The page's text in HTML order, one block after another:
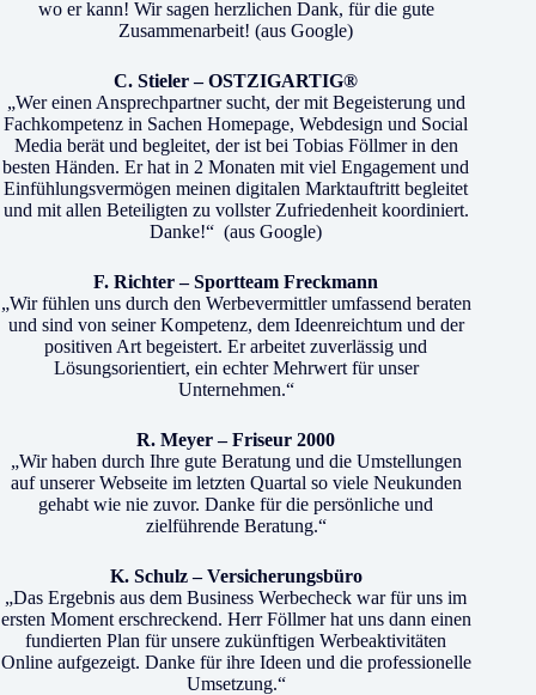
wo er kann! Wir sagen herzlichen Dank, für die gute
Zusammenarbeit! (aus Google)
C. Stieler – OSTZIGARTIG®
„Wer einen Ansprechpartner sucht, der mit Begeisterung und
Fachkompetenz in Sachen Homepage, Webdesign und Social
Media berät und begleitet, der ist bei Tobias Föllmer in den
besten Händen. Er hat in 2 Monaten mit viel Engagement und
Einfühlungsvermögen meinen digitalen Marktauftritt begleitet
und mit allen Beteiligten zu vollster Zufriedenheit koordiniert.
Danke!“ (aus Google)
F. Richter – Sportteam Freckmann
„Wir fühlen uns durch den Werbevermittler umfassend beraten
und sind von seiner Kompetenz, dem Ideenreichtum und der
positiven Art begeistert. Er arbeitet zuverlässig und
Lösungsorientiert, ein echter Mehrwert für unser
Unternehmen.“
R. Meyer – Friseur 2000
„Wir haben durch Ihre gute Beratung und die Umstellungen
auf unserer Webseite im letzten Quartal so viele Neukunden
gehabt wie nie zuvor. Danke für die persönliche und
zielführende Beratung.“
K. Schulz – Versicherungsbüro
„Das Ergebnis aus dem Business Werbecheck war für uns im
ersten Moment erschreckend. Herr Föllmer hat uns dann einen
fundierten Plan für unsere zukünftigen Werbeaktivitäten
Online aufgezeigt. Danke für ihre Ideen und die professionelle
Umsetzung.“